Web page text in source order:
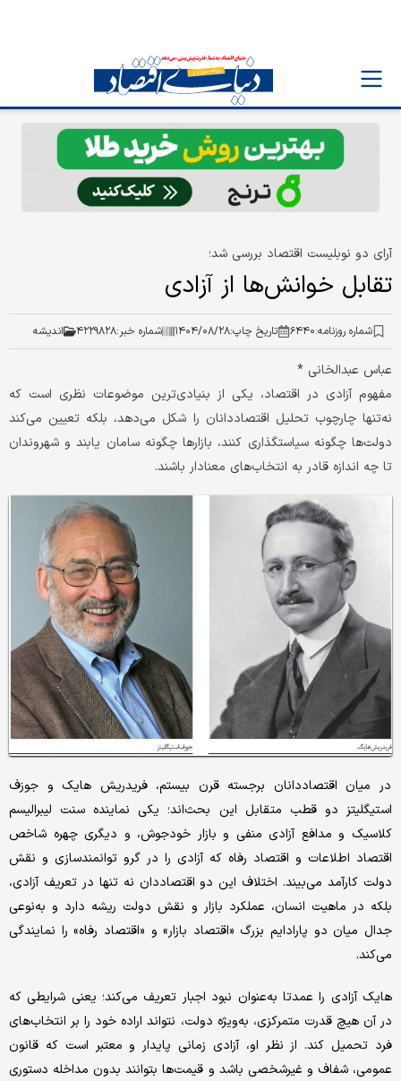
آرای دو نوبلیست اقتصاد بررسی شد؛
تقابل خوانش‌ها از آزادی
شماره روزنامه:۶۴۴۰ تاریخ چاپ:۱۴۰۴/۰۸/۲۸ شماره خبر:۴۲۲۹۸۲۸ اندیشه
عباس عبدالخانی *
مفهوم آزادی در اقتصاد، یکی از بنیادی‌ترین موضوعات نظری است که
نه‌تنها چارچوب تحلیل اقتصاددانان را شکل می‌دهد، بلکه تعیین می‌کند
دولت‌ها چگونه سیاستگذاری کنند، بازارها چگونه سامان یابند و شهروندان
تا چه اندازه قادر به انتخاب‌های معنادار باشند.
در میان اقتصاددانان برجسته قرن بیستم، فریدریش‌ هایک و جوزف
استیگلیتز دو قطب متقابل این بحث‌اند؛ یکی نماینده سنت لیبرالیسم
کلاسیک و مدافع آزادی منفی و بازار خودجوش، و دیگری چهره شاخص
اقتصاد اطلاعات و اقتصاد رفاه که آزادی را در گرو توانمندسازی و نقش
دولت کارآمد می‌بیند. اختلاف این دو اقتصاددان نه تنها در تعریف آزادی،
بلکه در ماهیت انسان، عملکرد بازار و نقش دولت ریشه دارد و به‌نوعی
جدال میان دو پارادایم بزرگ «اقتصاد بازار» و «اقتصاد رفاه» را نمایندگی
می‌کند.
هایک آزادی را عمدتا به‌عنوان نبود اجبار تعریف می‌کند؛ یعنی شرایطی که
در آن هیچ قدرت متمرکزی، به‌ویژه دولت، نتواند اراده خود را بر انتخاب‌های
فرد تحمیل کند. از نظر او، آزادی زمانی پایدار و معتبر است که قانون
عمومی، شفاف و غیرشخصی باشد و قیمت‌ها بتوانند بدون مداخله دستوری